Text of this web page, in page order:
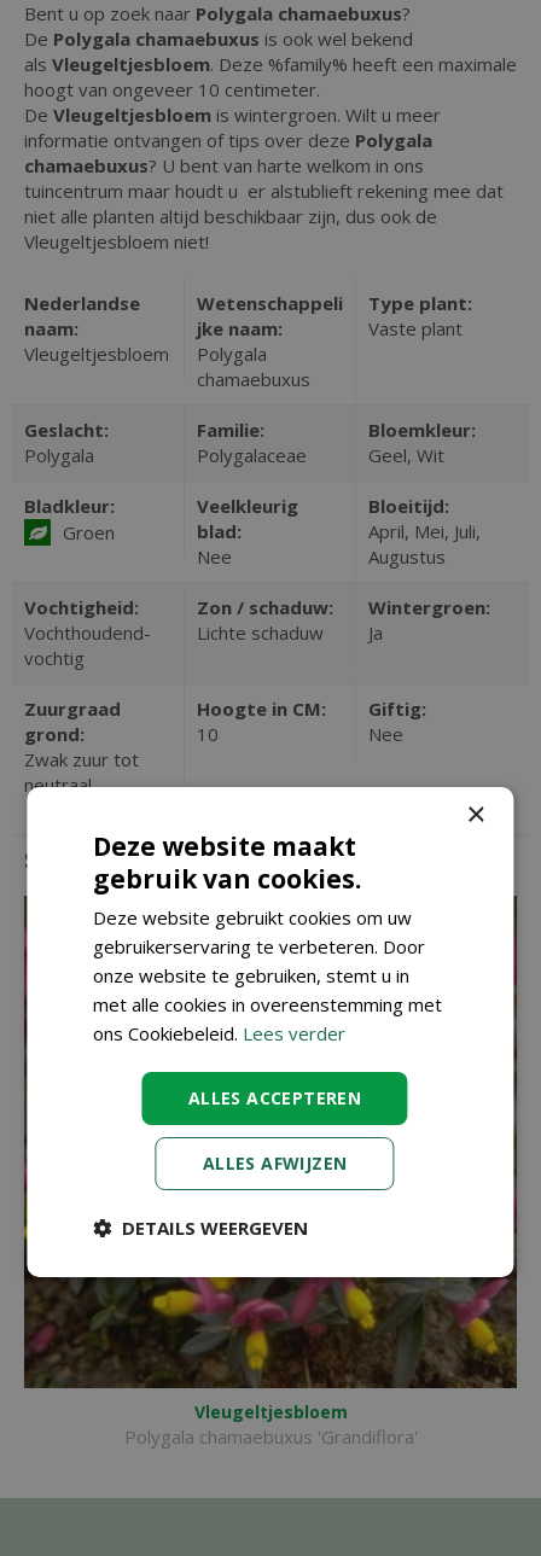
Bent u op zoek naar Polygala chamaebuxus?
De Polygala chamaebuxus is ook wel bekend
als Vleugeltjesbloem. Deze %family% heeft een maximale
hoogt van ongeveer 10 centimeter.
De Vleugeltjesbloem is wintergroen. Wilt u meer
informatie ontvangen of tips over deze Polygala
chamaebuxus? U bent van harte welkom in ons
tuincentrum maar houdt u er alstublieft rekening mee dat
niet alle planten altijd beschikbaar zijn, dus ook de
Vleugeltjesbloem niet!
Nederlandse
naam:
Vleugeltjesbloem
Wetenschappeli
jke naam:
Polygala
chamaebuxus
Type plant:
Vaste plant
Geslacht:
Polygala
Familie:
Polygalaceae
Bloemkleur:
Geel, Wit
Bladkleur:
Groen
Veelkleurig
blad:
Nee
Bloeitijd:
April, Mei, Juli,
Augustus
Vochtigheid:
Vochthoudend-
vochtig
Zon / schaduw:
Lichte schaduw
Wintergroen:
Ja
Zuurgraad
grond:
Zwak zuur tot
neutraal
Hoogte in CM:
10
Giftig:
Nee
SOORTGELIJKE PLANTEN
Vleugeltjesbloem
Polygala chamaebuxus 'Grandiflora'
×
Deze website maakt
gebruik van cookies.
Deze website gebruikt cookies om uw
gebruikerservaring te verbeteren. Door
onze website te gebruiken, stemt u in
met alle cookies in overeenstemming met
ons Cookiebeleid. Lees verder
ALLES ACCEPTEREN
ALLES AFWIJZEN
DETAILS WEERGEVEN